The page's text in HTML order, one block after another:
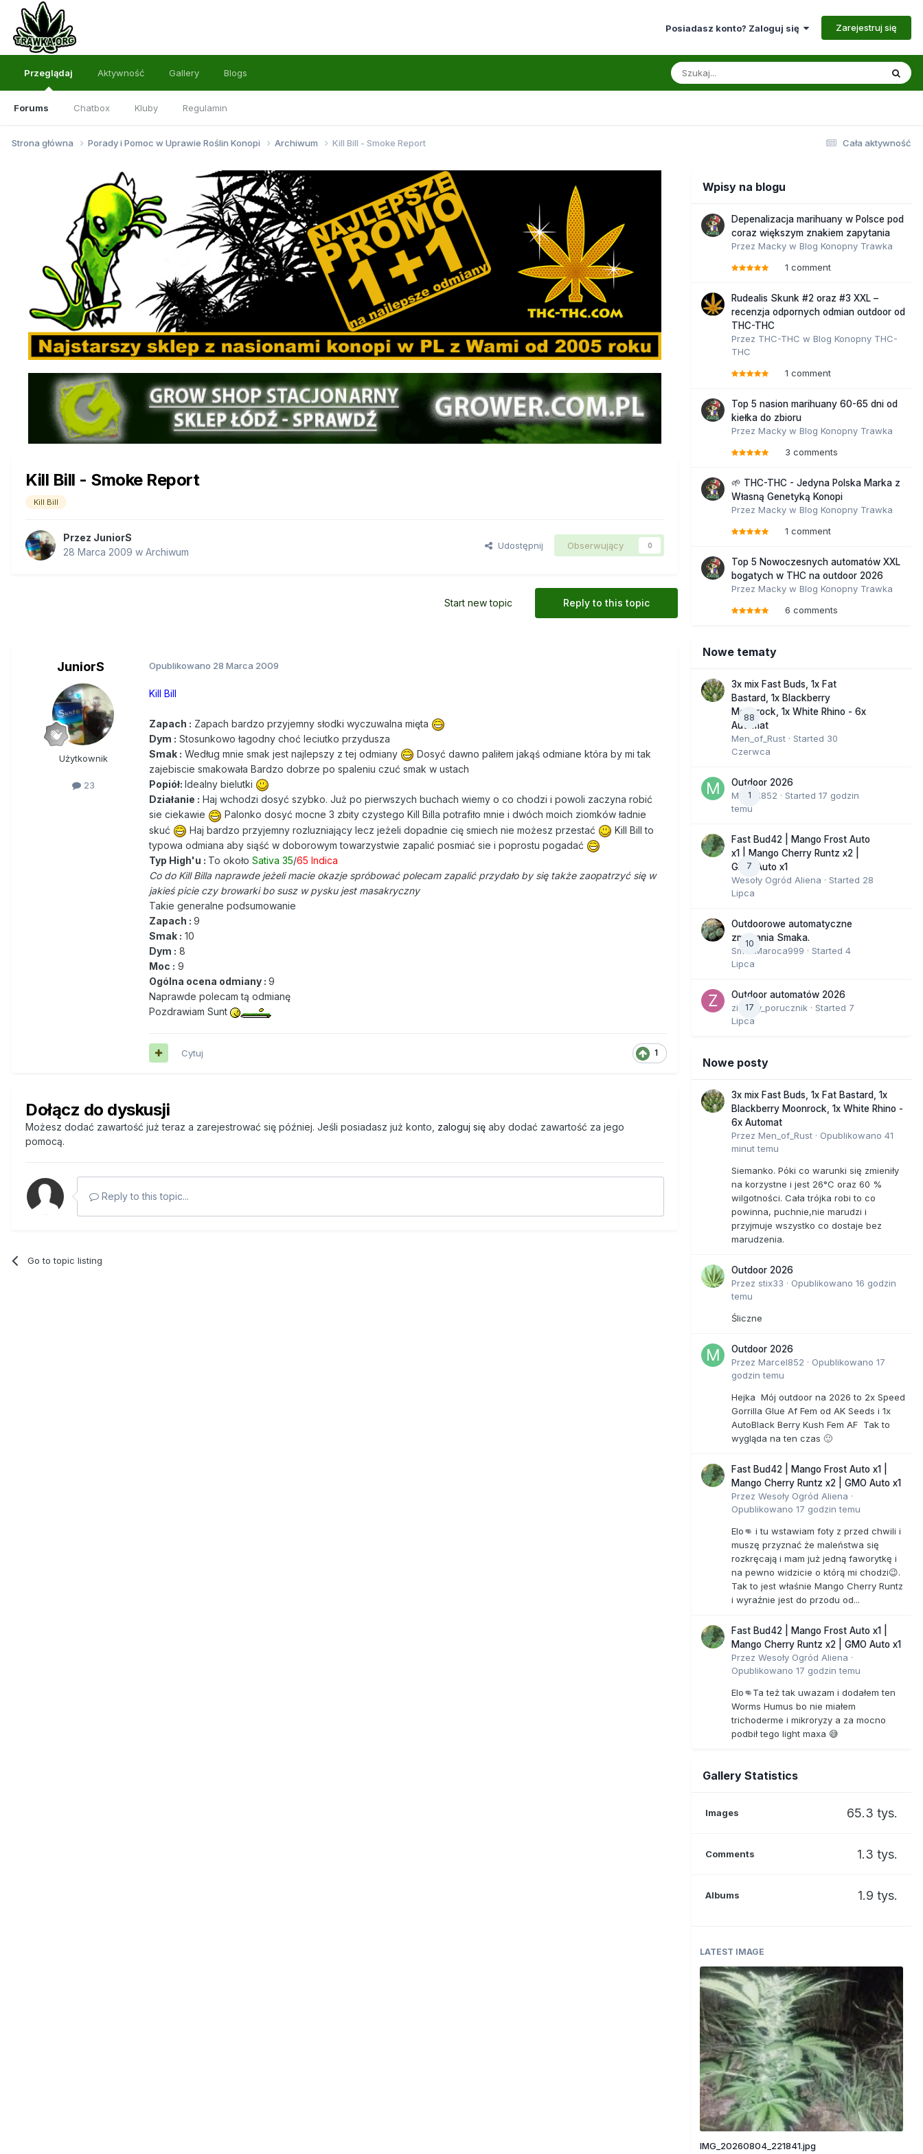
Posiadasz konto? Zaloguj się Zarejestruj się
Przeglądaj
Forums Chatbox Kluby Regulamin
Aktywność Gallery Blogs
Cała aktywność
Strona główna Porady i Pomoc w Uprawie Roślin Konopi Archiwum Kill Bill - Smoke Report
Kill Bill - Smoke Report
Kill Bill
Przez JuniorS
28 Marca 2009 w Archiwum
Udostępnij Obserwujący 0
Reply to this topic
Start new topic
JuniorS
Użytkownik
23
Opublikowano 28 Marca 2009
Kill Bill
Zapach : Zapach bardzo przyjemny słodki wyczuwalna mięta
Dym : Stosunkowo łagodny choć leciutko przydusza
Smak : Według mnie smak jest najlepszy z tej odmiany
Dosyć dawno paliłem jakąś odmiane która by mi tak
zajebiscie smakowała Bardzo dobrze po spaleniu czuć smak w ustach
Popiół: Idealny bielutki
Działanie : Haj wchodzi dosyć szybko. Już po pierwszych buchach wiemy o co chodzi i powoli zaczyna robić
sie ciekawie
Palonko dosyć mocne 3 zbity czystego Kill Billa potrafiło mnie i dwóch moich ziomków ładnie
skuć
Haj bardzo przyjemny rozluzniający lecz jeżeli dopadnie cię smiech nie możesz przestać
Kill Bill to
typowa odmiana aby siąść w doborowym towarzystwie zapalić posmiać sie i poprostu pogadać
Typ High'u : To około Sativa 35/65 Indica
Co do Kill Billa naprawde jeżeli macie okazje spróbować polecam zapalić przydało by się także zaopatrzyć się w
jakieś picie czy browarki bo susz w pysku jest masakryczny
Takie generalne podsumowanie
Zapach : 9
Smak : 10
Dym : 8
Moc : 9
Ogólna ocena odmiany : 9
Naprawde polecam tą odmianę
Pozdrawiam Sunt
1
Cytuj
Dołącz do dyskusji
Możesz dodać zawartość już teraz a zarejestrować się później. Jeśli posiadasz już konto, zaloguj się aby dodać zawartość za jego
pomocą.
Reply to this topic...
Go to topic listing
Wpisy na blogu
Depenalizacja marihuany w Polsce pod
coraz większym znakiem zapytania
Przez Macky w Blog Konopny Trawka
1 comment
Rudealis Skunk #2 oraz #3 XXL –
recenzja odpornych odmian outdoor od
THC-THC
Przez THC-THC w Blog Konopny THC-
THC
1 comment
Top 5 nasion marihuany 60-65 dni od
kiełka do zbioru
Przez Macky w Blog Konopny Trawka
3 comments
🌱 THC-THC - Jedyna Polska Marka z
Własną Genetyką Konopi
Przez Macky w Blog Konopny Trawka
1 comment
Top 5 Nowoczesnych automatów XXL
bogatych w THC na outdoor 2026
Przez Macky w Blog Konopny Trawka
6 comments
Nowe tematy
88
3x mix Fast Buds, 1x Fat
Bastard, 1x Blackberry
Moonrock, 1x White Rhino - 6x
Automat
Men_of_Rust · Started 30
Czerwca
1
Outdoor 2026
Marcel852 · Started 17 godzin
temu
7
Fast Bud42 | Mango Frost Auto
x1 | Mango Cherry Runtz x2 |
GMO Auto x1
Wesoły Ogród Aliena · Started 28
Lipca
10
Outdoorowe automatyczne
zmagania Smaka.
SmakMaroca999 · Started 4
Lipca
17
Outdoor automatów 2026
zielony_porucznik · Started 7
Lipca
Nowe posty
3x mix Fast Buds, 1x Fat Bastard, 1x
Blackberry Moonrock, 1x White Rhino -
6x Automat
Przez Men_of_Rust · Opublikowano 41
minut temu
Siemanko. Póki co warunki się zmieniły
na korzystne i jest 26°C oraz 60 %
wilgotności. Cała trójka robi to co
powinna, puchnie,nie marudzi i
przyjmuje wszystko co dostaje bez
marudzenia.
Outdoor 2026
Przez stix33 · Opublikowano 16 godzin
temu
Śliczne
Outdoor 2026
Przez Marcel852 · Opublikowano 17
godzin temu
Hejka Mój outdoor na 2026 to 2x Speed
Gorrilla Glue Af Fem od AK Seeds i 1x
AutoBlack Berry Kush Fem AF Tak to
wygląda na ten czas 🙂
Fast Bud42 | Mango Frost Auto x1 |
Mango Cherry Runtz x2 | GMO Auto x1
Przez Wesoły Ogród Aliena ·
Opublikowano 17 godzin temu
Elo👊 i tu wstawiam foty z przed chwili i
muszę przyznać że maleństwa się
rozkręcają i mam już jedną faworytkę i
na pewno widzicie o którą mi chodzi😉.
Tak to jest właśnie Mango Cherry Runtz
i wyraźnie jest do przodu od...
Fast Bud42 | Mango Frost Auto x1 |
Mango Cherry Runtz x2 | GMO Auto x1
Przez Wesoły Ogród Aliena ·
Opublikowano 17 godzin temu
Elo👊Ta też tak uwazam i dodałem ten
Worms Humus bo nie miałem
trichoderme i mikroryzy a za mocno
podbił tego light maxa 😅
Gallery Statistics
Images 65.3 tys.
Comments 1.3 tys.
Albums 1.9 tys.
LATEST IMAGE
IMG_20260804_221841.jpg